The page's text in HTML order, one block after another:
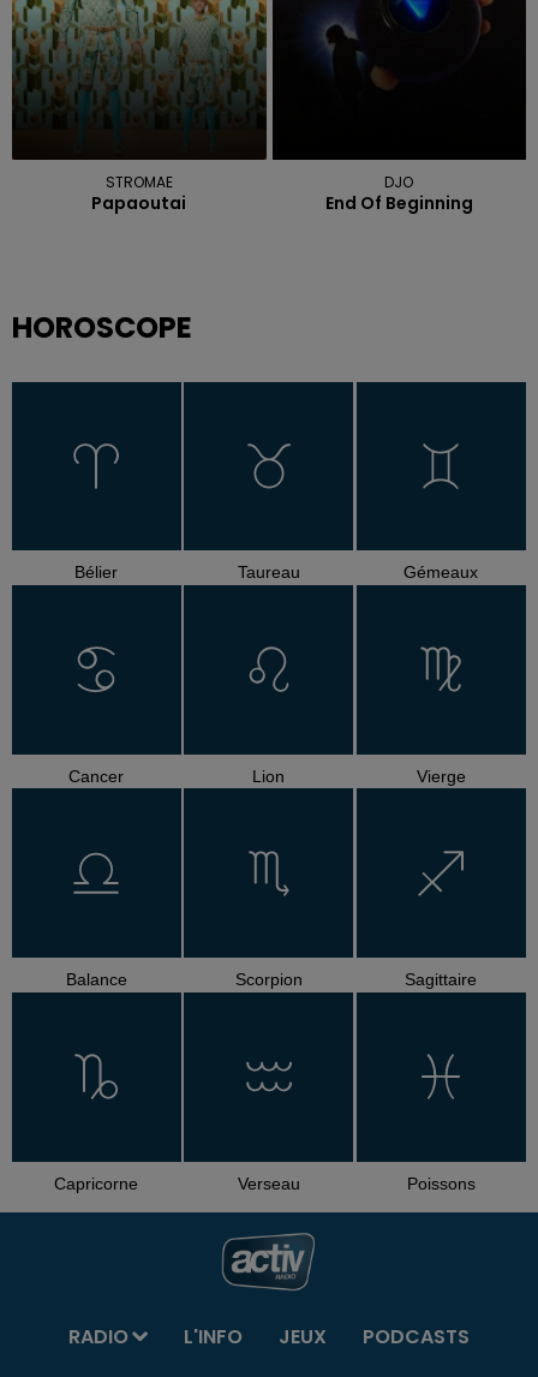
STROMAE
Papaoutai
DJO
End Of Beginning
HOROSCOPE
Bélier Taureau Gémeaux
Cancer Lion Vierge
Balance Scorpion Sagittaire
Capricorne Verseau Poissons
RADIO L'INFO JEUX
PODCASTS